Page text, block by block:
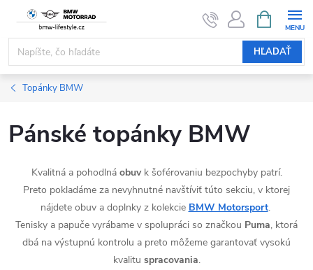
obsah
HĽADAŤ
KOŠÍK
Topánky BMW
Pánské topánky BMW
Kvalitná a pohodlná obuvk šoférovaniu bezpochyby patrí.
Preto pokladáme za nevyhnutné navštíviť túto sekciu, v ktorej
nájdete obuv a doplnky z kolekcie BMW Motorsport.
Tenisky a papuče vyrábame v spolupráci so značkou Puma, ktorá
dbá na výstupnú kontrolu a preto môžeme garantovať vysokú
kvalitu spracovania.